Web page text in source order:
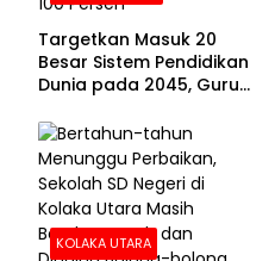
Targetkan Masuk 20
Besar Sistem Pendidikan
Dunia pada 2045, Guru
100 Persen
KOLAKA UTARA